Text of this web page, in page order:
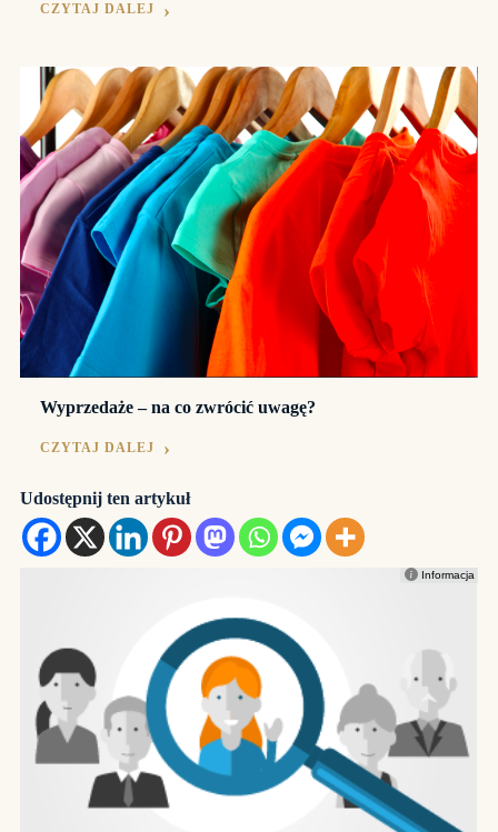
CZYTAJ DALEJ
Wyprzedaże – na co zwrócić uwagę?
CZYTAJ DALEJ
Udostępnij ten artykuł